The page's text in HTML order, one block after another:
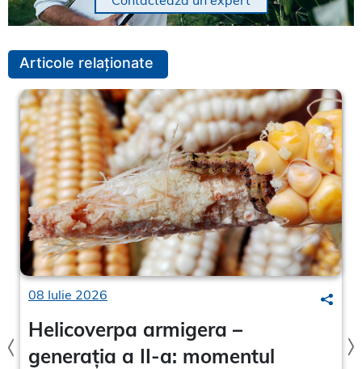
Articole relaționate
08 Iulie 2026
Helicoverpa armigera –
generația a II-a: momentul